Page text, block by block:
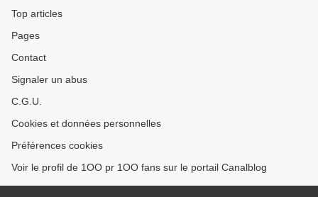
Top articles
Pages
Contact
Signaler un abus
C.G.U.
Cookies et données personnelles
Préférences cookies
Voir le profil de 1OO pr 1OO fans sur le portail Canalblog